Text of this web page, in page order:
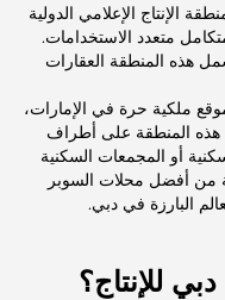
الإنتاج الإعلامي الدولية
متعدد الاستخدامات.
مربع. تشمل هذه المنطقة العقارات
المجتمع في عام 2003. إنه موقع ملكية حرة في الإمارات،
هذه المنطقة على أطراف
أو المجمعات السكنية
من أفضل محلات السوبر
البارزة في دبي.
للإنتاج؟